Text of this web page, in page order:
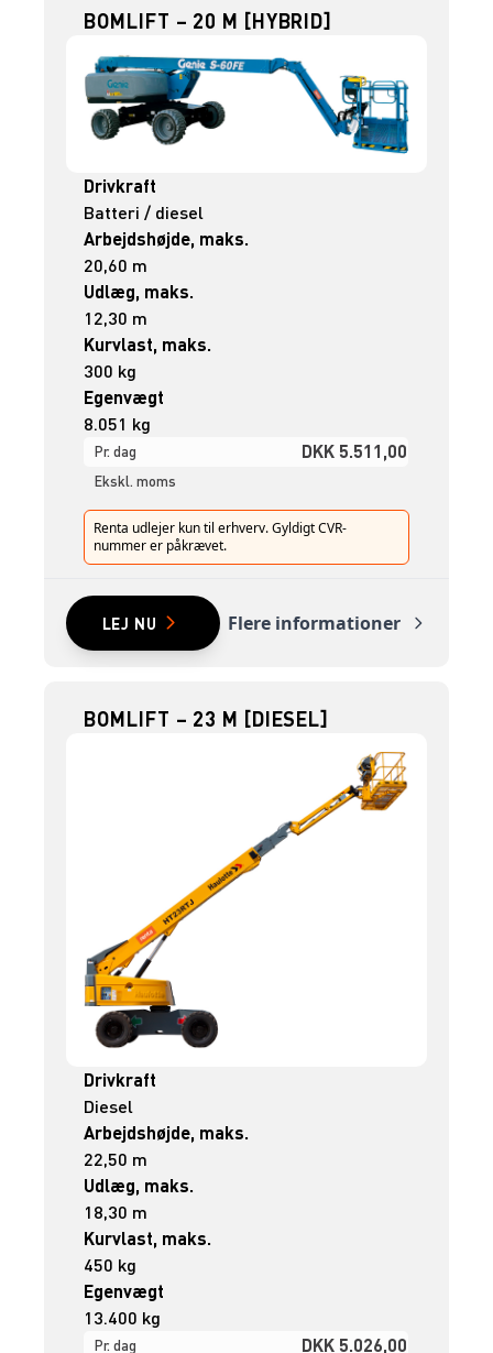
BOMLIFT – 20 M [HYBRID]
Drivkraft
Batteri / diesel
Arbejdshøjde, maks.
20,60 m
Udlæg, maks.
12,30 m
Kurvlast, maks.
300 kg
Egenvægt
8.051 kg
Pr. dag DKK 5.511,00
Ekskl. moms
Renta udlejer kun til erhverv. Gyldigt CVR-
nummer er påkrævet.
LEJ NU Flere informationer
BOMLIFT – 23 M [DIESEL]
Drivkraft
Diesel
Arbejdshøjde, maks.
22,50 m
Udlæg, maks.
18,30 m
Kurvlast, maks.
450 kg
Egenvægt
13.400 kg
Pr. dag DKK 5.026,00